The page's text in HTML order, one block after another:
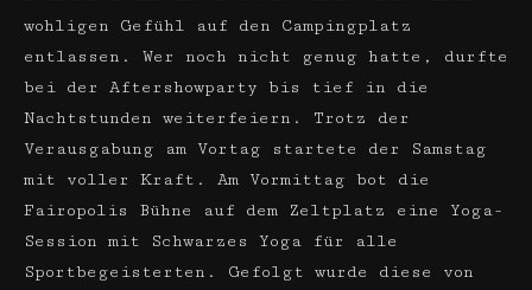
wohligen Gefühl auf den Campingplatz
entlassen. Wer noch nicht genug hatte, durfte
bei der Aftershowparty bis tief in die
Nachtstunden weiterfeiern. Trotz der
Verausgabung am Vortag startete der Samstag
mit voller Kraft. Am Vormittag bot die
Fairopolis Bühne auf dem Zeltplatz eine Yoga-
Session mit Schwarzes Yoga für alle
Sportbegeisterten. Gefolgt wurde diese von